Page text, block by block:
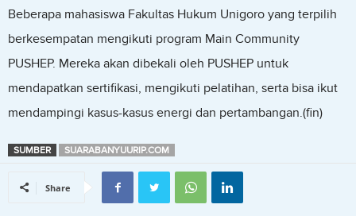
Beberapa mahasiswa Fakultas Hukum Unigoro yang terpilih
berkesempatan mengikuti program Main Community
PUSHEP. Mereka akan dibekali oleh PUSHEP untuk
mendapatkan sertifikasi, mengikuti pelatihan, serta bisa ikut
mendampingi kasus-kasus energi dan pertambangan.(fin)
SUMBER SUARABANYUURIP.COM
Share